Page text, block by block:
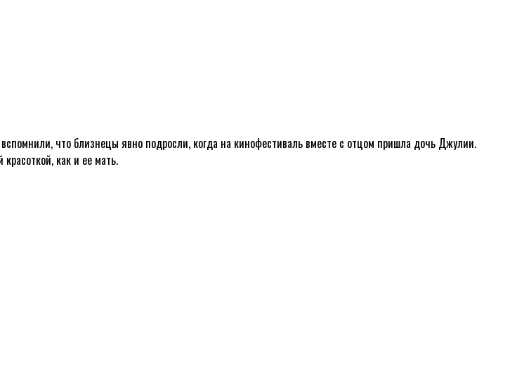
что близнецы явно подросли, когда на кинофестиваль вместе с отцом пришла дочь Джулии.
как и ее мать.